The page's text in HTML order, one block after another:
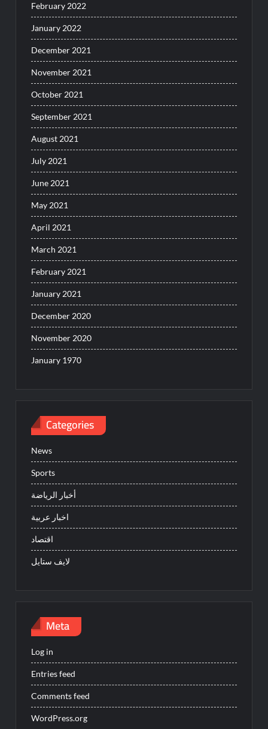
February 2022
January 2022
December 2021
November 2021
October 2021
September 2021
August 2021
July 2021
June 2021
May 2021
April 2021
March 2021
February 2021
January 2021
December 2020
November 2020
January 1970
Categories
News
Sports
أخبار الرياضة
اخبار عربية
اقتصاد
لايف ستايل
Meta
Log in
Entries feed
Comments feed
WordPress.org